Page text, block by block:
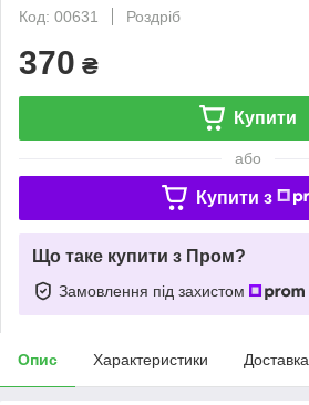
Код: 00631
Роздріб
370 ₴
Купити
або
Купити з
Що таке купити з Пром?
Замовлення під захистом
Опис Характеристики Доставка